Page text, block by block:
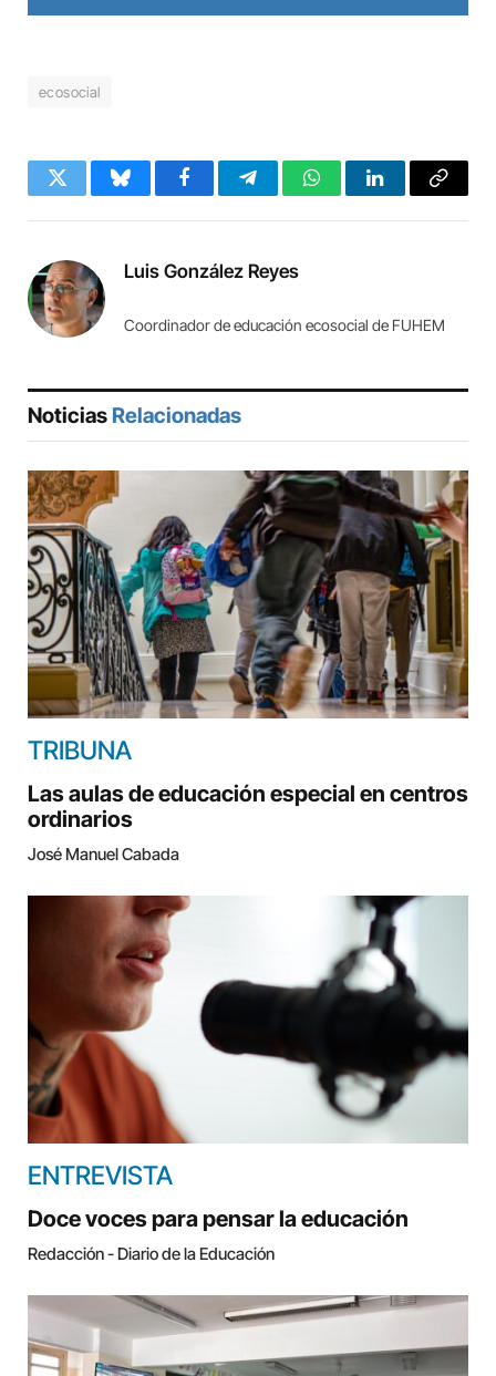
ecosocial
Twitter BlueskyFacebookTelegramWhatsAppLinkedInCopy
Luis González Reyes
Coordinador de educación ecosocial de FUHEM
Noticias Relacionadas
TRIBUNA
Las aulas de educación especial en centros
ordinarios
José Manuel Cabada
ENTREVISTA
Doce voces para pensar la educación
Redacción - Diario de la Educación